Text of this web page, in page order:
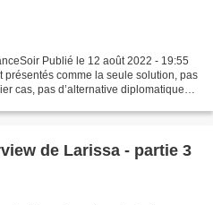
Publié le 12 août 2022 - 19:55
présentés comme la seule solution, pas
cas, pas d’alternative diplomatique
de Larissa - partie 3